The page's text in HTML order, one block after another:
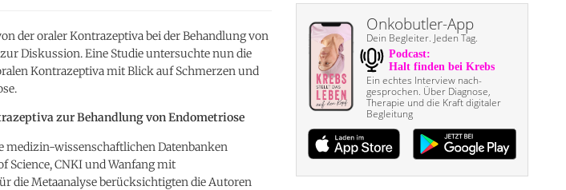
der oraler Kontrazeptiva bei der Behandlung von
Diskussion. Eine Studie untersuchte nun die
Kontrazeptiva mit Blick auf Schmerzen und
zur Behandlung von Endometriose
medizin-wissenschaftlichen Datenbanken
Science, CNKI und Wanfang mit
die Metaanalyse berücksichtigten die Autoren
Onkobutler-App
Dein Begleiter. Jeden Tag.
Ein echtes Interview nach­
gesprochen. Über Diagnose,
Therapie und die Kraft digitaler
Begleitung